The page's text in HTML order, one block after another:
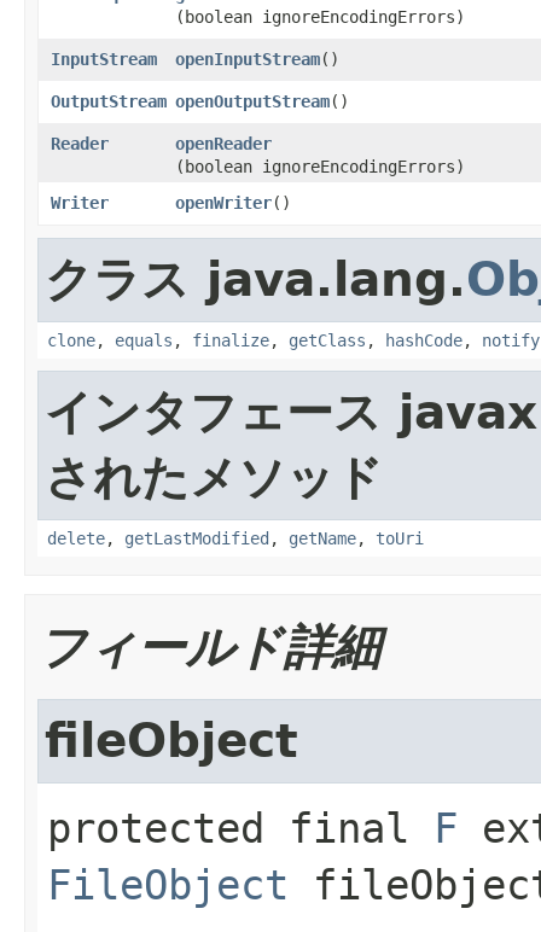
(boolean ignoreEncodingErrors)
InputStream openInputStream()
OutputStream openOutputStream()
Reader openReader
(boolean ignoreEncodingErrors)
Writer
openWriter()
クラス java.lang.
clone, equals , finalize, getClass , hashCode, notify
インタフェース
されたメソッド
delete, getLastModified , getName, toUri
フィールド詳細
fileObject
protected final
F
FileObject